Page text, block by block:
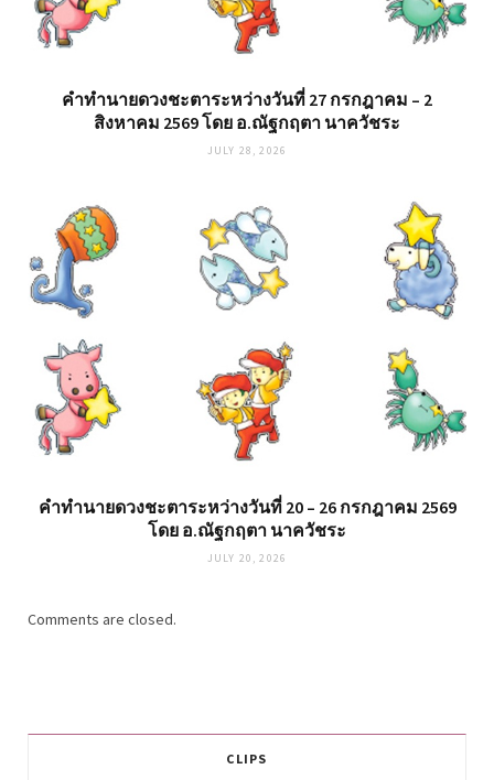
คำทำนายดวงชะตาระหว่างวันที่ 27 กรกฎาคม – 2
สิงหาคม 2569 โดย อ.ณัฐกฤตา นาควัชระ
JULY 28, 2026
คำทำนายดวงชะตาระหว่างวันที่ 20 – 26 กรกฎาคม 2569
โดย อ.ณัฐกฤตา นาควัชระ
JULY 20, 2026
Comments are closed.
CLIPS